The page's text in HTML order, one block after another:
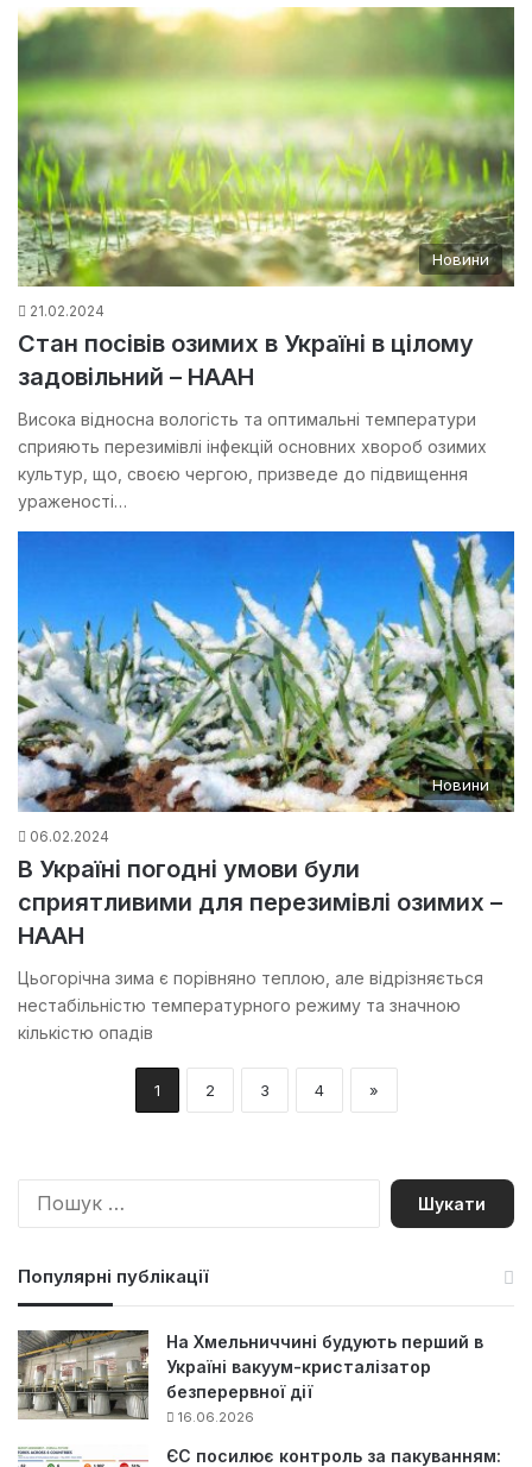
Новини
21.02.2024
Стан посівів озимих в Україні в цілому
задовільний – НААН
Висока відносна вологість та оптимальні температури
сприяють перезимівлі інфекцій основних хвороб озимих
культур, що, своєю чергою, призведе до підвищення
ураженості…
Новини
06.02.2024
В Україні погодні умови були
сприятливими для перезимівлі озимих –
НААН
Цьогорічна зима є порівняно теплою, але відрізняється
нестабільністю температурного режиму та значною
кількістю опадів
1 2 3 4 »
П
Популярні публікації
На Хмельниччині будують перший в
Україні вакуум-кристалізатор
безперервної дії
16.06.2026
ЄС посилює контроль за пакуванням: